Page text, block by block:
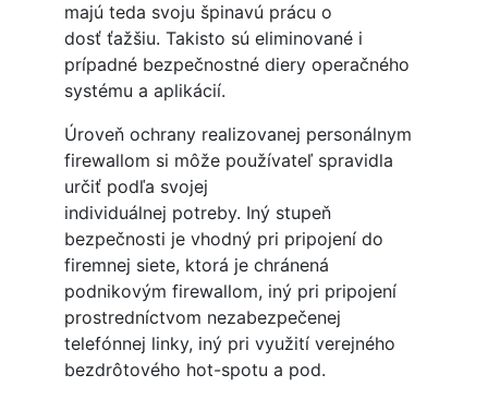
majú teda svoju špinavú prácu o
dosť ťažšiu. Takisto sú eliminované i
prípadné bezpečnostné diery operačného
systému a aplikácií.
Úroveň ochrany realizovanej personálnym
firewallom si môže používateľ spravidla
určiť podľa svojej
individuálnej potreby. Iný stupeň
bezpečnosti je vhodný pri pripojení do
firemnej siete, ktorá je chránená
podnikovým firewallom, iný pri pripojení
prostredníctvom nezabezpečenej
telefónnej linky, iný pri využití verejného
bezdrôtového hot-spotu a pod.